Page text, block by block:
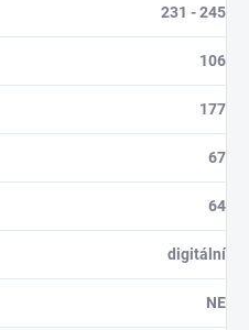
231 - 245
106
177
67
64
digitální
NE